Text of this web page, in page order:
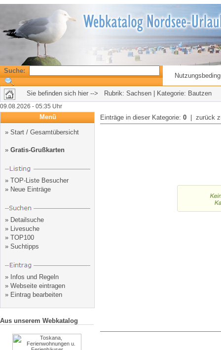
Suche:
Sie befinden sich hier --> Rubrik: Sachsen | Kategorie: Bautzen
09.08.2026 - 05:35 Uhr
Menü
» Start / Gesamtübersicht
» Gratis-Grußkarten
» TOP-Liste Besucher
» Neue Einträge
» Detailsuche
» Livesuche
» TOP100
» Suchtipps
» Infos und Regeln
» Webseite eintragen
» Eintrag bearbeiten
Aus unserem Webkatalog
Einträge in dieser Kategorie: 0 | zurück